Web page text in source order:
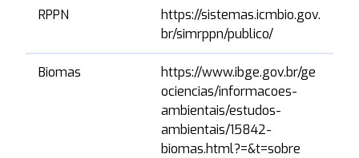
RPPN
https://sistemas.icmbio.gov.
br/simrppn/publico/
Biomas
https://www.ibge.gov.br/ge
ociencias/informacoes-
ambientais/estudos-
ambientais/15842-
biomas.html?=&t=sobre